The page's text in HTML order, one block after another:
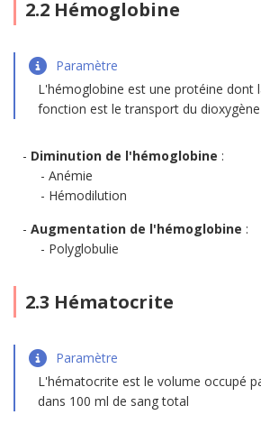
2.2 Hémoglobine
Paramètre
L'hémoglobine est une protéine dont
fonction est le transport du
Diminution de l'hémoglobine :
Anémie
Hémodilution
Augmentation de l'hémoglobine :
Polyglobulie
2.3 Hématocrite
Paramètre
L'hématocrite est le volume occupé
dans 100 ml de sang total